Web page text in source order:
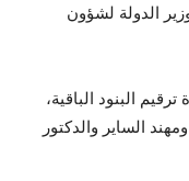
وزير الدولة لشؤون
(1) من المادة (6) وإعادة ترقيم البنود الباقية،
الساير والدكتور